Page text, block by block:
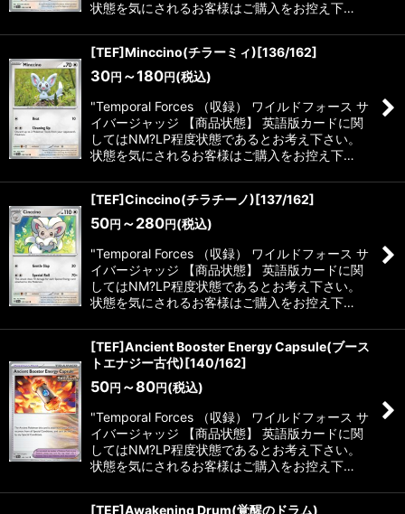
状態を気にされるお客様はご購入をお控え下…
[TEF]Minccino(チラーミィ)[136/162]
30円 ～180円 (税込)
"Temporal Forces （収録） ワイルドフォース サ
イバージャッジ 【商品状態】 英語版カードに関
してはNM?LP程度状態であるとお考え下さい。
状態を気にされるお客様はご購入をお控え下…
[TEF]Cinccino(チラチーノ)[137/162]
50円 ～280円 (税込)
"Temporal Forces （収録） ワイルドフォース サ
イバージャッジ 【商品状態】 英語版カードに関
してはNM?LP程度状態であるとお考え下さい。
状態を気にされるお客様はご購入をお控え下…
[TEF]Ancient Booster Energy Capsule(ブース
トエナジー古代)[140/162]
50円 ～80円 (税込)
"Temporal Forces （収録） ワイルドフォース サ
イバージャッジ 【商品状態】 英語版カードに関
してはNM?LP程度状態であるとお考え下さい。
状態を気にされるお客様はご購入をお控え下…
[TEF]Awakening Drum(覚醒のドラム)